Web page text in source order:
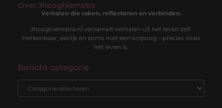
Over Jhooghiemstra
Verhalen die raken, reflecteren en verbinden.
Jhooghiemstra.nl verzamelt verhalen uit het leven zelf.
Herkenbaar, eerlijk en soms met een knipoog – precies zoals
het leven is.
Bericht categorie